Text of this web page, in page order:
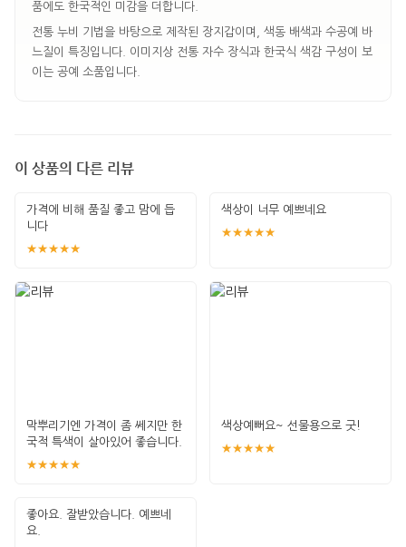
품에도 한국적인 미감을 더합니다.
전통 누비 기법을 바탕으로 제작된 장지갑이며, 색동 배색과 수공예 바
느질이 특징입니다. 이미지상 전통 자수 장식과 한국식 색감 구성이 보
이는 공예 소품입니다.
이 상품의 다른 리뷰
가격에 비해 품질 좋고 맘에 듭
니다
★★★★★
색상이 너무 예쁘네요
★★★★★
막뿌리기엔 가격이 좀 쎄지만 한
국적 특색이 살아있어 좋습니다.
알록달록
★★★★★
색상예뻐요~ 선물용으로 굿!
★★★★★
좋아요. 잘받았습니다. 예쁘네
요.